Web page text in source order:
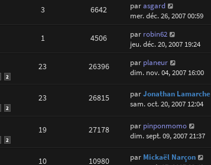
3 6642 parasgard
mer. déc. 26, 2007 00:59
1 4506 par robin62
jeu. déc. 20, 2007 19:24
2
23 26396 par planeur
dim. nov. 04, 2007 16:00
2
23 26815 parJonathan Lamarche
sam. oct. 20, 2007 12:04
2
19 27178 par pinponmomo
dim. sept. 09, 2007 21:37
10 10980 par Mickaël Narçon